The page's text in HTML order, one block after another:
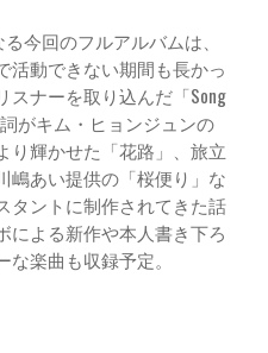
今回のフルアルバムは、
活動できない期間も長かっ
ナーを取り込んだ「Song
がキム・ヒョンジュンの
り輝かせた「花路」、旅立
嶋あい提供の「桜便り」な
タントに制作されてきた話
による新作や本人書き下ろ
楽曲も収録予定。